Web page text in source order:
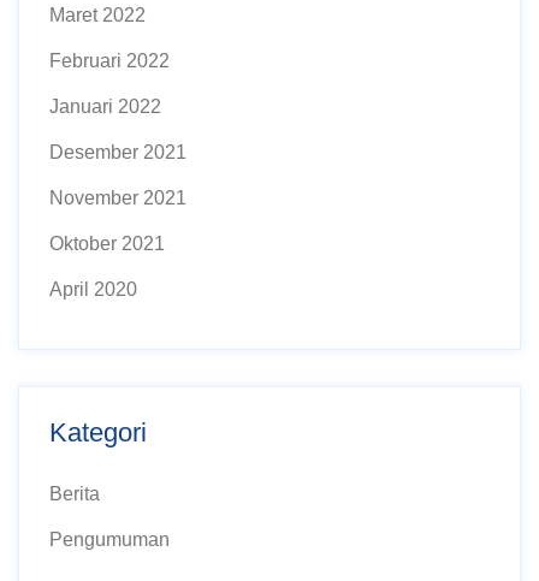
Maret 2022
Februari 2022
Januari 2022
Desember 2021
November 2021
Oktober 2021
April 2020
Kategori
Berita
Pengumuman